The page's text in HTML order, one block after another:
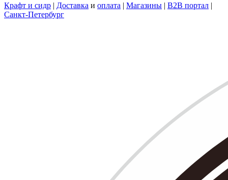
Крафт и сидр | Доставка и оплата | Магазины | B2B портал |
Санкт-Петербург